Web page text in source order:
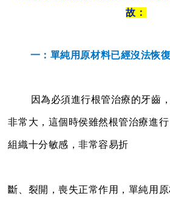
故：
一：單純用原材料已經沒法恢復
因為必須進行根管治療的牙齒
非常大，這個時侯雖然根管治療進
組織十分敏感，非常容易折
斷、裂開，喪失正常作用，單純用